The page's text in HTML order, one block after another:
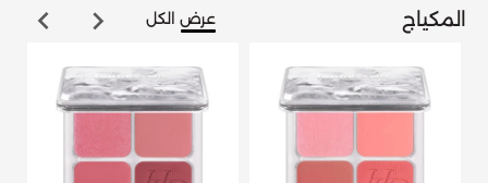
المكياج عرض الكل